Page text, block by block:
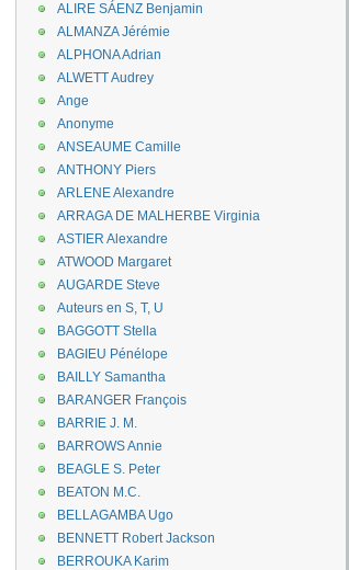
ALIRE SÁENZ Benjamin
ALMANZA Jérémie
ALPHONA Adrian
ALWETT Audrey
Ange
Anonyme
ANSEAUME Camille
ANTHONY Piers
ARLENE Alexandre
ARRAGA DE MALHERBE Virginia
ASTIER Alexandre
ATWOOD Margaret
AUGARDE Steve
Auteurs en S, T, U
BAGGOTT Stella
BAGIEU Pénélope
BAILLY Samantha
BARANGER François
BARRIE J. M.
BARROWS Annie
BEAGLE S. Peter
BEATON M.C.
BELLAGAMBA Ugo
BENNETT Robert Jackson
BERROUKA Karim